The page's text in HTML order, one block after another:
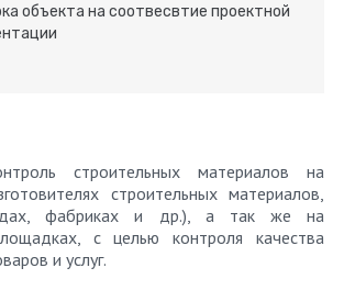
объекта на соотвесвтие проектной
строительных материалов на
строительных материалов,
фабриках и др.), а так же на
с целью контроля качества
и услуг.